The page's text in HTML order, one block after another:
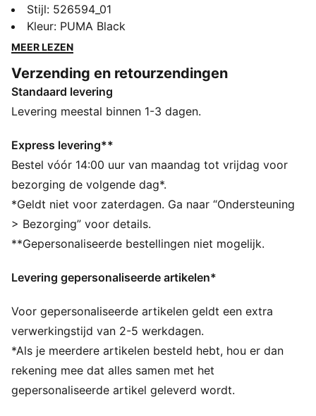
taille. Met dryCELL-technologie om je droog te
houden, een verstelbare tailleband met trekkoord en
handige zijzakken. Perfect voor gezondheidsfanaten
ALLE INS EN OUTS
Gemaakt van minstens 50% gerecyclede materialen
dryCELL: prestatietechnologie ontworpen om vocht
vrij te houden van zweet
DETAILS
Strakke pasvorm
Middelhoge taille
Verstelbare trekkoorden
Open zijzakken
PUMA-merkdetails
Stijl: 526594_01
Kleur: PUMA Black
MEER LEZEN
Verzending en retourzendingen
Standaard levering
Levering meestal binnen 1-3 dagen.
Express levering**
Bestel vóór 14:00 uur van maandag tot vrijdag voor
bezorging de volgende dag*.
*Geldt niet voor zaterdagen. Ga naar “Ondersteuning
> Bezorging” voor details.
**Gepersonaliseerde bestellingen niet mogelijk.
Levering gepersonaliseerde artikelen*
Voor gepersonaliseerde artikelen geldt een extra
verwerkingstijd van 2-5 werkdagen.
*Als je meerdere artikelen besteld hebt, hou er dan
rekening mee dat alles samen met het
gepersonaliseerde artikel geleverd wordt.